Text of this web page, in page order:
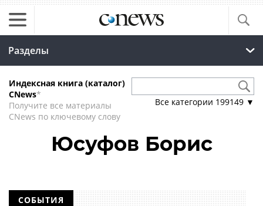
Разделы
Индексная книга (каталог)
CNews*
Получите все материалы
CNews по ключевому слову
Все категории 199149 ▼
Юсуфов Борис
СОБЫТИЯ